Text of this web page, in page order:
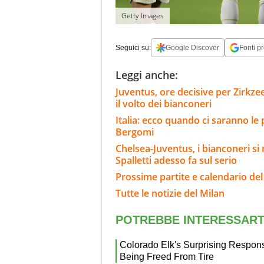
Getty Images
Seguici su: Google Discover Fonti
Leggi anche:
Juventus, ore decisive per
il volto dei bianconeri
Italia: ecco quando ci saranno
Bergomi
Chelsea-Juventus, i bianconeri
Spalletti adesso fa sul serio
Prossime partite e calendario
Tutte le notizie del Milan